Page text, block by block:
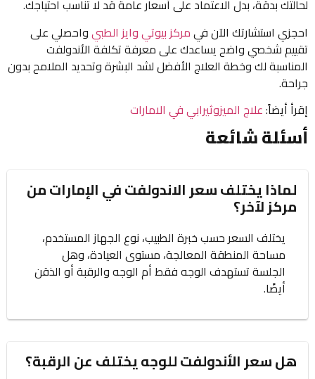
لحالتك بدقة، بدل الاعتماد على أسعار عامة قد لا تناسب احتياجك.
احجزي استشارتك الآن فيمركز بيوتي وايز الطبيواحصلي على
تقييم شخصي واضح يساعدك على معرفة تكلفة الأندولفت
المناسبة لك وخطة العلاج الأفضل لشد البشرة وتحديد الملامح بدون
جراحة.
إقرأ أيضاً:علاج الميزوثيرابي في الامارات
أسئلة شائعة
لماذا يختلف سعر الاندولفت في الإمارات من
مركز لآخر؟
يختلف السعر حسب خبرة الطبيب، نوع الجهاز المستخدم،
مساحة المنطقة المعالجة، مستوى العيادة، وهل
الجلسة تستهدف الوجه فقط أم الوجه والرقبة أو الذقن
أيضًا.
هل سعر الأندولفت للوجه يختلف عن الرقبة؟